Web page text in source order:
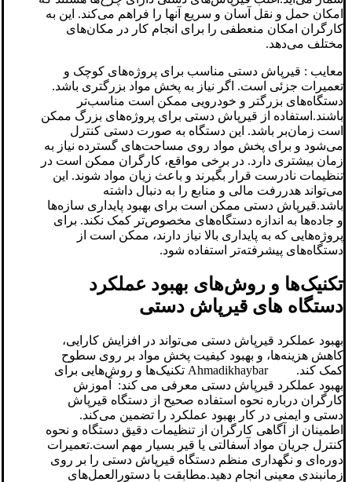
امکان حمل و نقل آسان و سریع آنها را فراهم می‌کند. این به
کارگران امکان منعطفی را برای انجام کار در مکان‌های
مختلف می‌دهد.
معایب : قیرپاش دستی مناسب برای پروژه‌های کوچک و
تعمیرات جزئی است. اگر نیاز به پخش مواد بزرگتری باشد.
دستگاه‌های بزرگتر و خودرویی ممکن است مناسب‌تر
باشند.استفاده از قیرپاش دستی برای پروژه‌های بزرگ ممکن
است زمان‌بر باشد. این دستگاه به صورت دستی کنترل
می‌شود و برای پخش مواد روی مساحت‌های گسترده نیاز به
زمان بیشتری دارد. در برخی مواقع، کارگران ممکن است در
تنظیمات نادرست قرار بگیرند و باعث زیان مواد شوند. این
می‌تواند هدررفت مالی و منابع را به دنبال داشته
باشد.قیرپاش دستی ممکن است برای بهبود پایداری سازه‌ها
و جاده‌ها به اندازه دستگاه‌های مخصوص‌تر کمک نکند. برای
پروژه‌هایی که به پایداری بالا نیاز دارند، ممکن است از
دستگاه‌های پیشرفته‌تر استفاده شود.
تکنیک‌ها و روش‌های بهبود عملکرد
دستگاه های قیرپاش دستی
بهبود عملکرد قیرپاش دستی می‌تواند در افزایش کارایی،
کاهش هزینه‌ها، و بهبود کیفیت پخش مواد بر روی سطوح
کمک کند. Ahmadikhaybar تکنیک‌ها و روش‌هایی برای
بهبود عملکرد قیرپاش دستی معرفی می کند: آموزش
کارگران درباره نحوه استفاده صحیح از دستگاه قیرپاش
دستی و ایمنی در کار بهبود عملکرد را تضمین می‌کند.
اطمینان از آگاهی کارگران از تنظیمات دقیق دستگاه و نحوه
کنترل جریان مواد آسفالتی یا قیر بسیار مهم است.تعمیرات
دوره‌ای و نگهداری منظم دستگاه قیرپاش دستی را بر روی
زمانبندی معینی انجام دهید.مطابقت با دستورالعمل‌های